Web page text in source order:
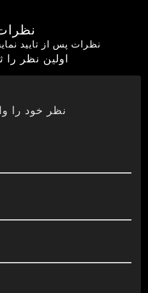
نظرات پس از تایید
اولین نظر را
نظر خود را